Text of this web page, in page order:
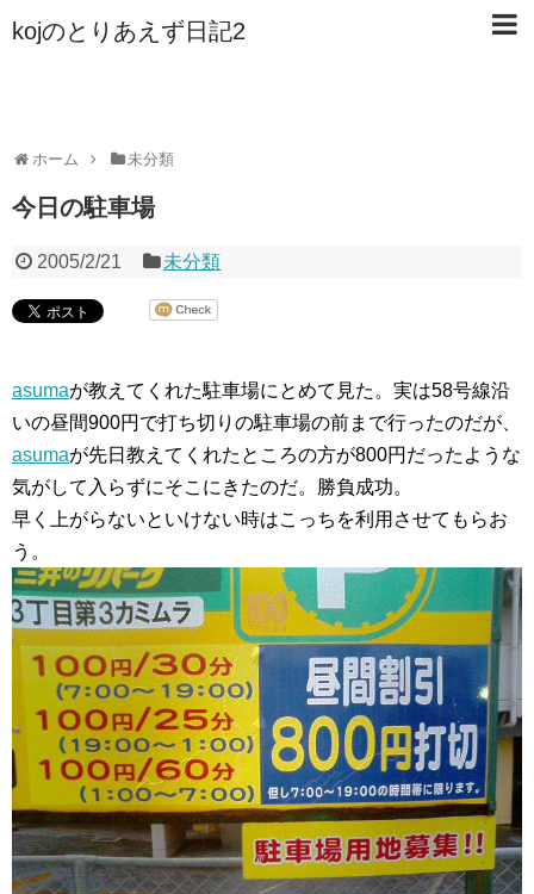
kojのとりあえず日記2
ホーム 未分類
今日の駐車場
2005/2/21 未分類
asumaが教えてくれた駐車場にとめて見た。実は58号線沿
いの昼間900円で打ち切りの駐車場の前まで行ったのだが、
asumaが先日教えてくれたところの方が800円だったような
気がして入らずにそこにきたのだ。勝負成功。
早く上がらないといけない時はこっちを利用させてもらお
う。